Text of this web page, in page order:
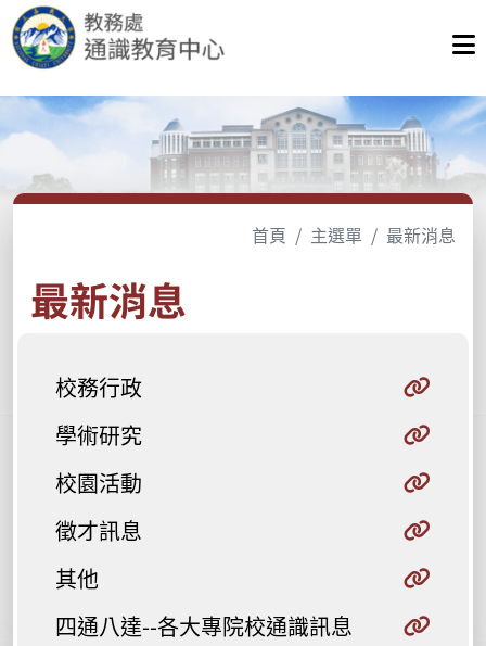
首頁 主選單 最新消息
最新消息
校務行政
學術研究
校園活動
徵才訊息
其他
四通八達--各大專院校通識訊息